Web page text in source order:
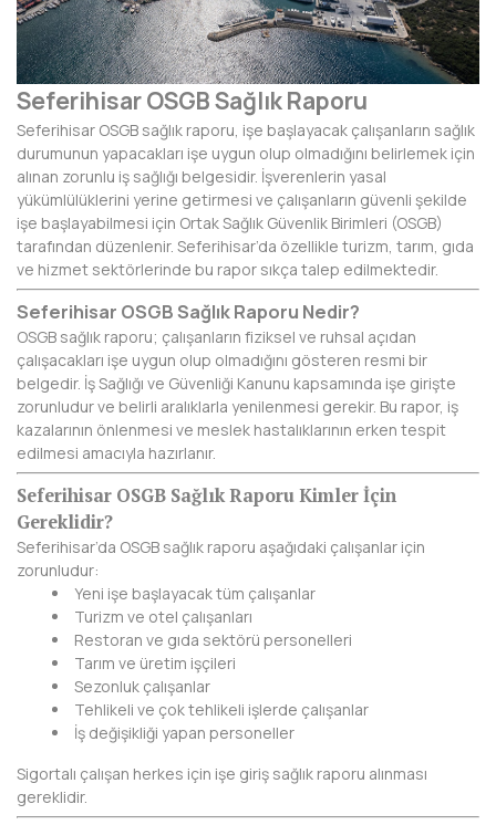
AĞRI
AKSARAY
AMASYA
ANTALYA
ARDAHAN
ARTVİN
AYDIN
BALIKESİR
BARTIN
BATMAN
BAYBURT
BİLECİK
BİNGÖL
BİTLİS
BOLU
BURDUR
ÇANAKKALE
Seferihisar OSGB Sağlık Raporu
Seferihisar OSGB sağlık raporu, işe başlayacak çalışanların sağlık
durumunun yapacakları işe uygun olup olmadığını belirlemek için
alınan zorunlu iş sağlığı belgesidir. İşverenlerin yasal
yükümlülüklerini yerine getirmesi ve çalışanların güvenli şekilde
işe başlayabilmesi için Ortak Sağlık Güvenlik Birimleri (OSGB)
tarafından düzenlenir. Seferihisar’da özellikle turizm, tarım, gıda
ve hizmet sektörlerinde bu rapor sıkça talep edilmektedir.
Seferihisar OSGB Sağlık Raporu Nedir?
OSGB sağlık raporu; çalışanların fiziksel ve ruhsal açıdan
çalışacakları işe uygun olup olmadığını gösteren resmi bir
belgedir. İş Sağlığı ve Güvenliği Kanunu kapsamında işe girişte
zorunludur ve belirli aralıklarla yenilenmesi gerekir. Bu rapor, iş
kazalarının önlenmesi ve meslek hastalıklarının erken tespit
edilmesi amacıyla hazırlanır.
Seferihisar OSGB Sağlık Raporu Kimler İçin
Gereklidir?
Seferihisar’da OSGB sağlık raporu aşağıdaki çalışanlar için
zorunludur:
Yeni işe başlayacak tüm çalışanlar
Turizm ve otel çalışanları
Restoran ve gıda sektörü personelleri
Tarım ve üretim işçileri
Sezonluk çalışanlar
Tehlikeli ve çok tehlikeli işlerde çalışanlar
İş değişikliği yapan personeller
Sigortalı çalışan herkes için işe giriş sağlık raporu alınması
gereklidir.